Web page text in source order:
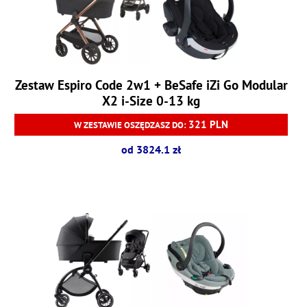
Zestaw Espiro Code 2w1 + BeSafe iZi Go Modular
X2 i-Size 0-13 kg
W ZESTAWIE OSZĘDZASZ DO: 321 PLN
od 3824.1 zł